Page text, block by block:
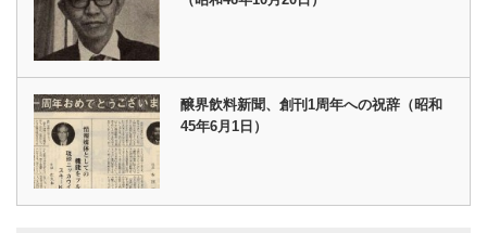
醸界飲料新聞、創刊1周年への祝辞（昭和
45年6月1日）